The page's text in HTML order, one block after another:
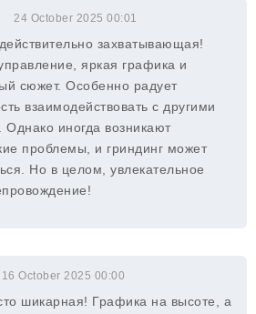
24 October 2025 00:01
захватывающая!
яркая графика и
сюжет. Особенно радует
взаимодействовать с другими
Однако иногда возникают
проблемы, и гриндинг может
Но в целом, увлекательное
16 October 2025 00:00
шикарная! Графика на высоте, а